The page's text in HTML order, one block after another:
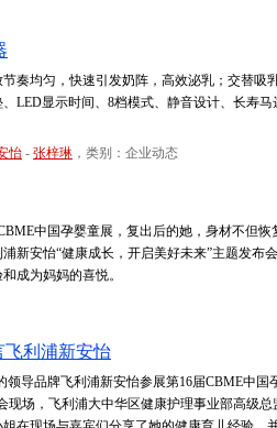
奏均匀，快速引发奶阵，高效泌乳；交替吸
LED显示时间、8档模式、静音设计、长寿马
怡 - 张梓琳 ，类别：企业动态
中国孕婴童展，复出后的她，身材不但
新安怡“健康成长，开启美好未来”主题发布
成为妈妈的喜悦。
飞利浦新安怡
导品牌飞利浦新安怡参展第16届CBME中国
现场，飞利浦大中华区健康护理事业部高级